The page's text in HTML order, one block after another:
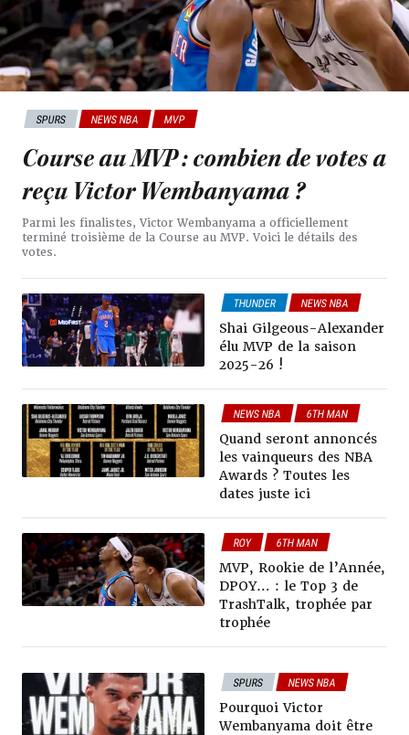
SPURS NEWS NBA MVP
Course au MVP : combien de votes a
reçu Victor Wembanyama ?
Parmi les finalistes, Victor Wembanyama a officiellement
terminé troisième de la Course au MVP. Voici le détails des
votes.
THUNDER
NEWS NBA
MVP
Shai Gilgeous-Alexander
élu MVP de la saison
2025-26 !
NEWS NBA
6TH MAN
COACH
DPOY
MVP
POWER RANKING
Quand seront annoncés
les vainqueurs des NBA
Awards ? Toutes les
dates juste ici
ROY
6TH MAN
COACH
DPOY
MIP
MVP
POWER RANKING
MVP, Rookie de l’Année,
DPOY… : le Top 3 de
TrashTalk, trophée par
trophée
SPURS
NEWS NBA
MVP
Pourquoi Victor
Wembanyama doit être